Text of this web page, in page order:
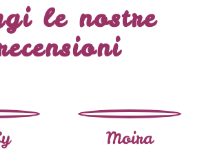
le nostre
Moira